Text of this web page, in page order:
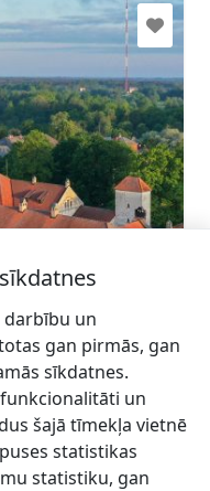
darbību un
gan pirmās, gan
sīkdatnes.
un
šajā tīmekļa vietnē
statistikas
statistiku, gan